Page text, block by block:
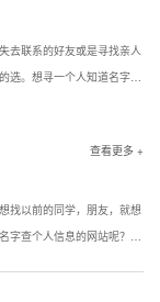
去联系的好友或是寻找亲人
选。想寻一个人知道名字该
查看更多 +
找以前的同学，朋友，就想
字查个人信息的网站呢？答